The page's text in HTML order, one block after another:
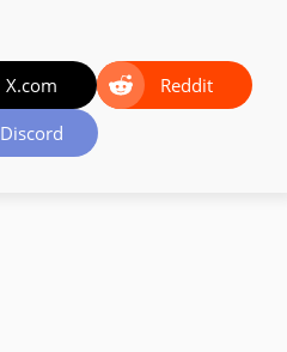
X.com
Reddit
Discord